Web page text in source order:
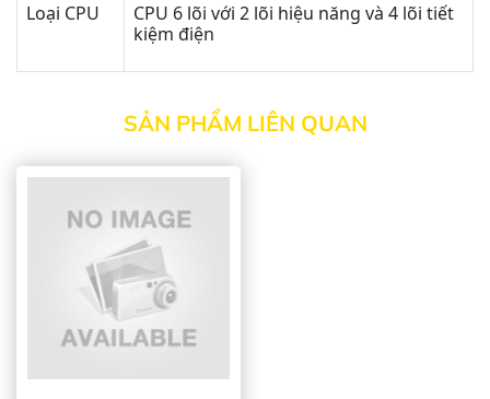
Loại CPU
CPU 6 lõi với 2 lõi hiệu năng và 4 lõi tiết
kiệm điện
SẢN PHẨM LIÊN QUAN